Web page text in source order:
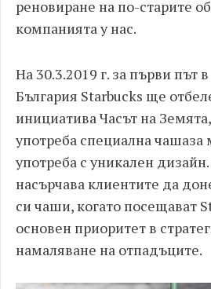
реновиране на по-старите
компанията у нас.
На 30.3.2019 г. за първи път в
България Starbucks ще
инициатива Часът на
употреба специална чашаза
употреба с уникален
насърчава клиентите да
си чаши, когато посещават
основен приоритет в
намаляване на отпадъците.